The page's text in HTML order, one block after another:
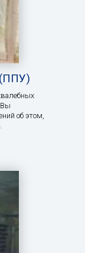
(ППУ)
Вы
об этом,